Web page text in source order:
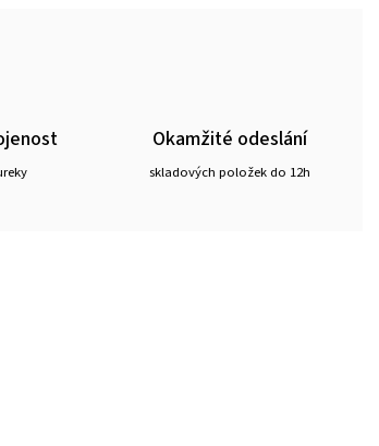
Okamžité odeslání
skladových položek do 12h